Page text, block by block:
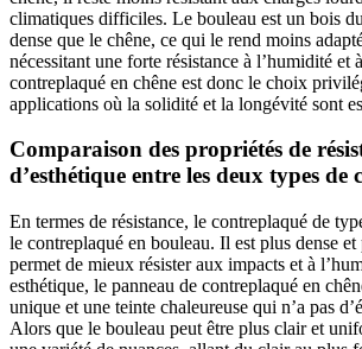
climatiques difficiles. Le bouleau est un bois
dense que le chêne, ce qui le rend moins
nécessitant une forte résistance à l’humidité et
contreplaqué en chêne est donc le choix
applications où la solidité et la longévité sont
Comparaison des propriétés de
d’esthétique entre les deux types de
En termes de résistance, le contreplaqué de
le contreplaqué en bouleau. Il est plus dense
permet de mieux résister aux impacts et à
esthétique, le panneau de contreplaqué en
unique et une teinte chaleureuse qui n’a pas
Alors que le bouleau peut être plus clair et